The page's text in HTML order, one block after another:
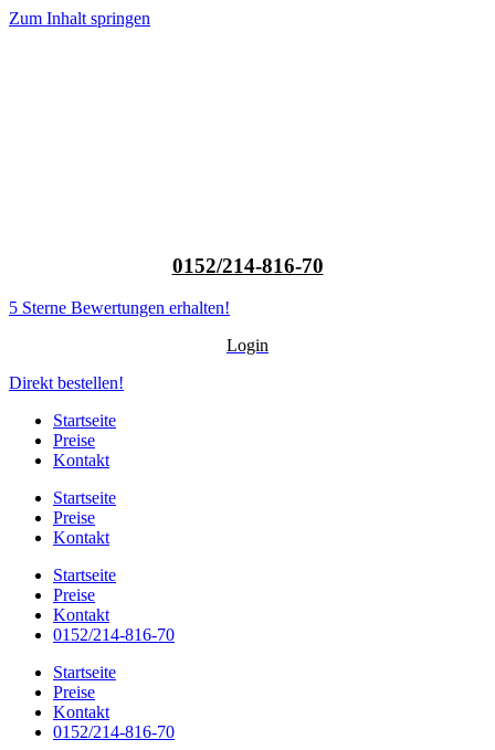
Zum Inhalt springen
0152/214-816-70
5 Sterne Bewertungen erhalten!
Login
Direkt bestellen!
Startseite
Preise
Kontakt
Startseite
Preise
Kontakt
Startseite
Preise
Kontakt
0152/214-816-70
Startseite
Preise
Kontakt
0152/214-816-70